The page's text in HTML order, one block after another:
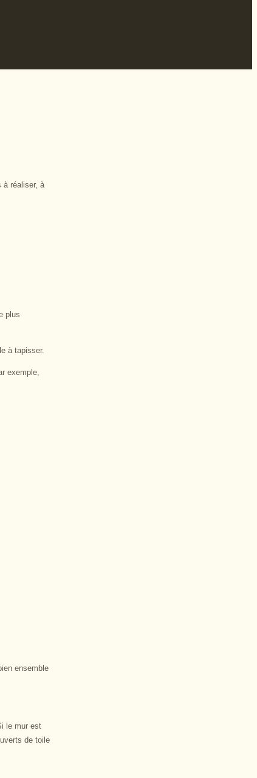
à réaliser, à
plus
à tapisser.
exemple,
ensemble
le mur est
de toile